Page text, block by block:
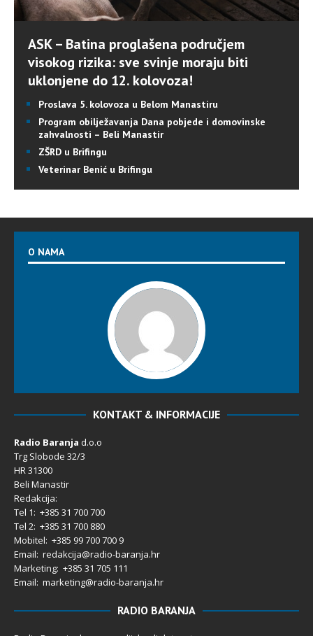
ASK – Batina proglašena područjem
visokog rizika: sve svinje moraju biti
uklonjene do 12. kolovoza!
Proslava 5. kolovoza u Belom Manastiru
Program obilježavanja Dana pobjede i domovinske
zahvalnosti – Beli Manastir
ZŠRD u Brifingu
Veterinar Benić u Brifingu
O NAMA
KONTAKT & INFORMACIJE
Radio Baranja d.o.o
Trg Slobode 32/3
HR 31300
Beli Manastir
Redakcija:
Tel 1: +385 31 700 700
Tel 2: +385 31 700 880
Mobitel: +385 99 700 700 9
Email: redakcija@radio-baranja.hr
Marketing: +385 31 705 111
Email: marketing@radio-baranja.hr
RADIO BARANJA